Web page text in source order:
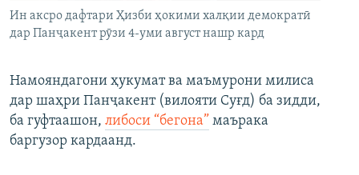
Ин аксро дафтари Ҳизби ҳокими халқии демократӣ
дар Панҷакент рӯзи 4-уми август нашр кард
Намояндагони ҳукумат ва маъмурони милиса
дар шаҳри Панҷакент (вилояти Суғд) ба зидди,
ба гуфтаашон, либоси “бегона” маърака
баргузор кардаанд.